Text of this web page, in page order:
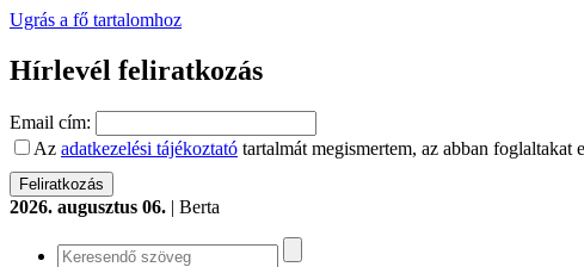
Ugrás a fő tartalomhoz
Hírlevél feliratkozás
Email cím:
Az adatkezelési tájékoztató tartalmát megismertem, az abban foglaltakat
2026. augusztus 06. | Berta